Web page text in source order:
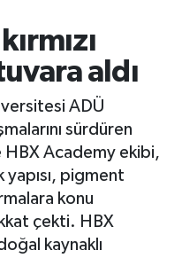
aldı
ADÜ
sürdüren
HBX Academy ekibi,
yapısı, pigment
konu
çekti. HBX
kaynaklı